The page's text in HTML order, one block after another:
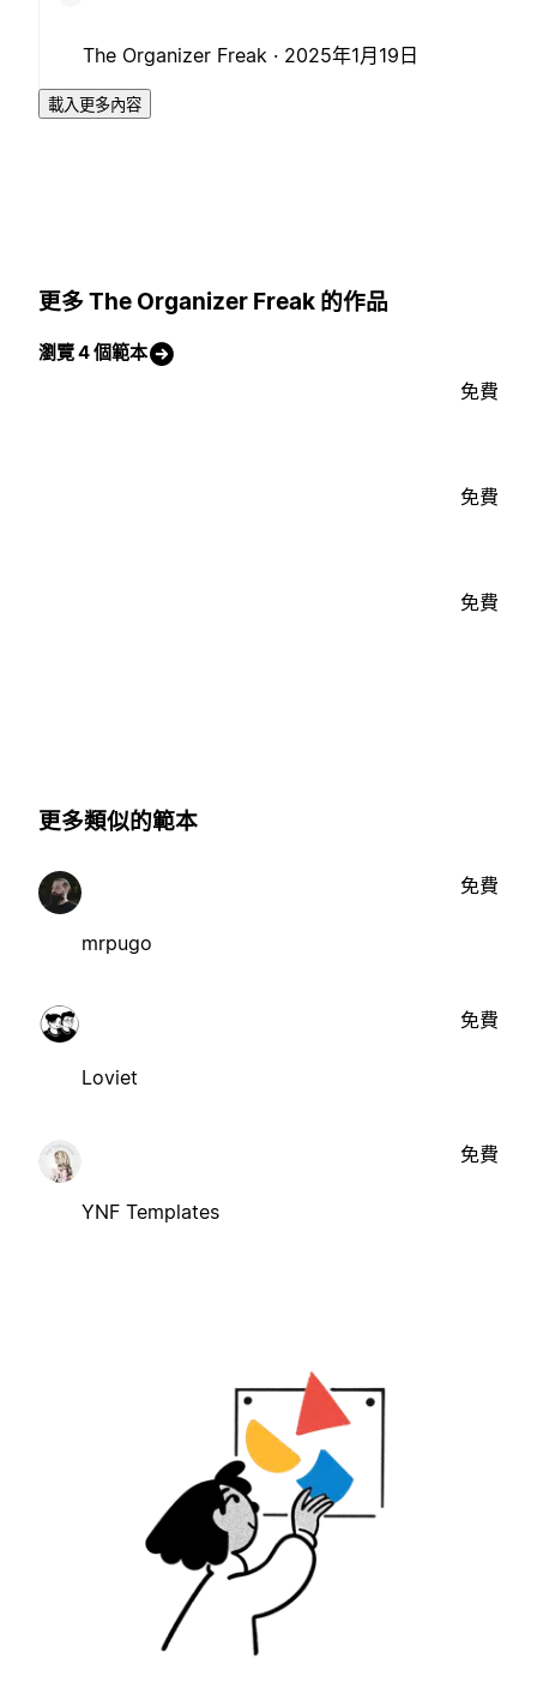
The Organizer Freak · 2025年1月19日
載入更多內容
更多 The Organizer Freak 的作品
瀏覽 4 個範本
免費
免費
免費
更多類似的範本
mrpugo
免費
Loviet
免費
YNF Templates
免費